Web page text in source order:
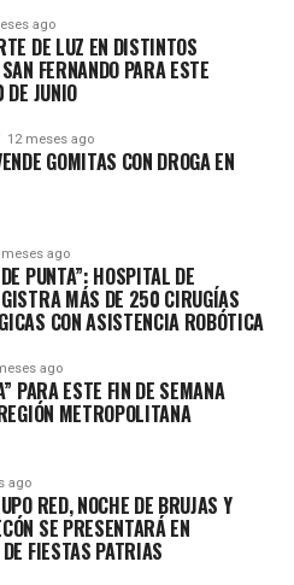
ago
DE LUZ EN DISTINTOS
FERNANDO PARA ESTE
DE JUNIO
12 meses ago
GOMITAS CON DROGA EN
meses ago
PUNTA”: HOSPITAL DE
MÁS DE 250 CIRUGÍAS
CON ASISTENCIA ROBÓTICA
ago
PARA ESTE FIN DE SEMANA
METROPOLITANA
ago
RED, NOCHE DE BRUJAS Y
SE PRESENTARÁ EN
FIESTAS PATRIAS